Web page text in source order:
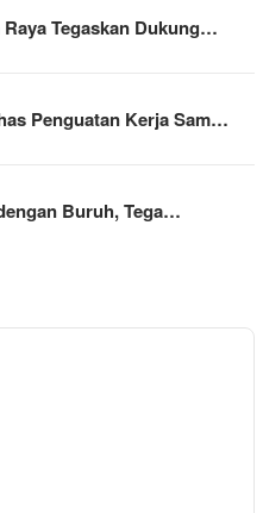
Tegaskan Dukung…
Penguatan Kerja Sam…
Buruh, Tega…